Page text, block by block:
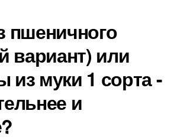
пшеничного
вариант) или
из муки 1 сорта -
и